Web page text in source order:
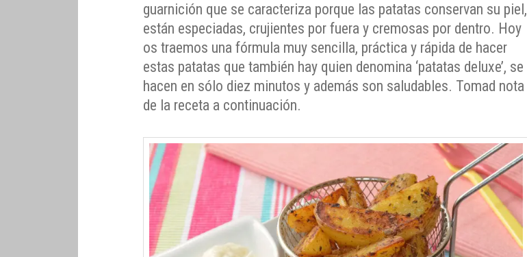
guarnición que se caracteriza porque las patatas conservan su piel,
están especiadas, crujientes por fuera y cremosas por dentro. Hoy
os traemos una fórmula muy sencilla, práctica y rápida de hacer
estas patatas que también hay quien denomina ‘patatas deluxe’, se
hacen en sólo diez minutos y además son saludables. Tomad nota
de la receta a continuación.